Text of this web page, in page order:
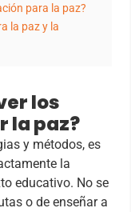
para la paz?
la paz y la
los
la paz?
y métodos, es
la
educativo. No se
o de enseñar a